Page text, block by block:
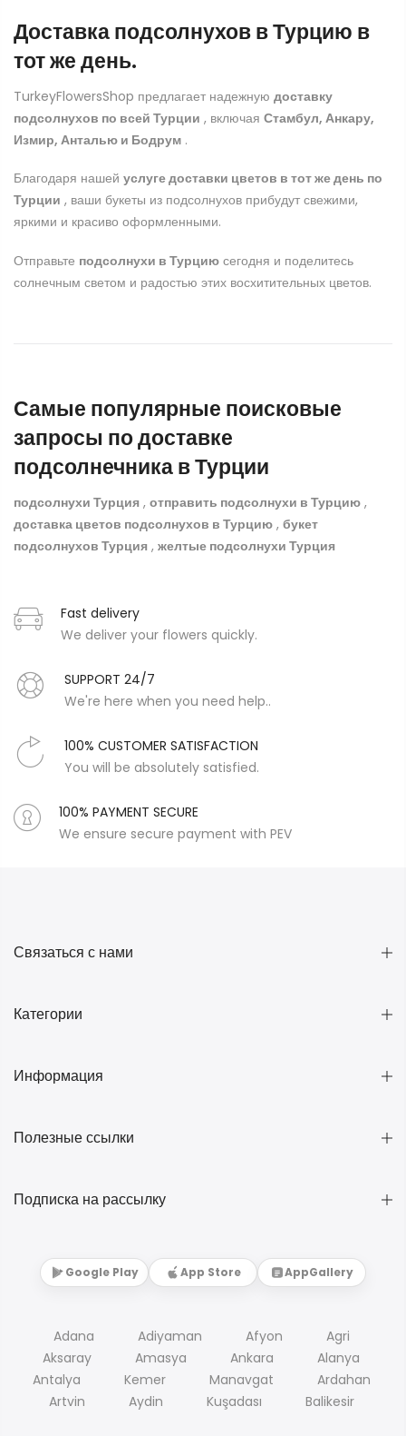
Доставка подсолнухов в Турцию в
тот же день.
TurkeyFlowersShop предлагает надежную доставку
подсолнухов по всей Турции , включая Стамбул, Анкару,
Измир, Анталью и Бодрум .
Благодаря нашей услуге доставки цветов в тот же день по
Турции , ваши букеты из подсолнухов прибудут свежими,
яркими и красиво оформленными.
Отправьте подсолнухи в Турцию сегодня и поделитесь
солнечным светом и радостью этих восхитительных цветов.
Самые популярные поисковые
запросы по доставке
подсолнечника в Турции
подсолнухи Турция , отправить подсолнухи в Турцию ,
доставка цветов подсолнухов в Турцию , букет
подсолнухов Турция , желтые подсолнухи Турция
Fast delivery
We deliver your flowers quickly.
SUPPORT 24/7
We're here when you need help..
100% CUSTOMER SATISFACTION
You will be absolutely satisfied.
100% PAYMENT SECURE
We ensure secure payment with PEV
Связаться с нами
Категории
Информация
Полезные ссылки
Подписка на рассылку
Google Play App Store AppGallery
Adana Adiyaman Afyon
Agri
Aksaray
Amasya Ankara
Alanya
Antalya
Kemer Manavgat
Ardahan
Artvin
Aydin Kuşadası Balikesir